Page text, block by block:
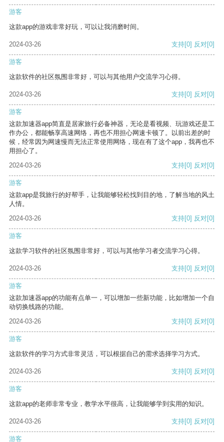
游客
这款app的游戏非常好玩，可以让我消磨时间。
2024-03-26 支持[0] 反对[0]
游客
这款软件的社区氛围非常好，可以与其他用户交流学习心得。
2024-03-26 支持[0] 反对[0]
游客
这款加速器app简直是居家旅行必备神器，无论是看视频、玩游戏还是工
作办公，都能畅享高速网络，再也不用担心网速卡顿了。以前出差的时
候，经常因为网速慢而无法正常使用网络，现在有了这个app，我再也不
用担心了。
2024-03-26
支持[0] 反对[0]
游客
这款app是我旅行的好帮手，让我能够轻松找到目的地，了解当地的风土
人情。
2024-03-26
支持[0] 反对[0]
游客
这款学习软件的社区氛围非常好，可以与其他学习者交流学习心得。
2024-03-26 支持[0] 反对[0]
游客
这款加速器app的功能有点单一，可以增加一些新功能，比如增加一个自
动切换线路的功能。
2024-03-26
支持[0] 反对[0]
游客
这款软件的学习方式非常灵活，可以根据自己的需求选择学习方式。
2024-03-26 支持[0] 反对[0]
游客
这款app的老师非常专业，教学水平很高，让我能够学到实用的知识。
2024-03-26 支持[0] 反对[0]
游客